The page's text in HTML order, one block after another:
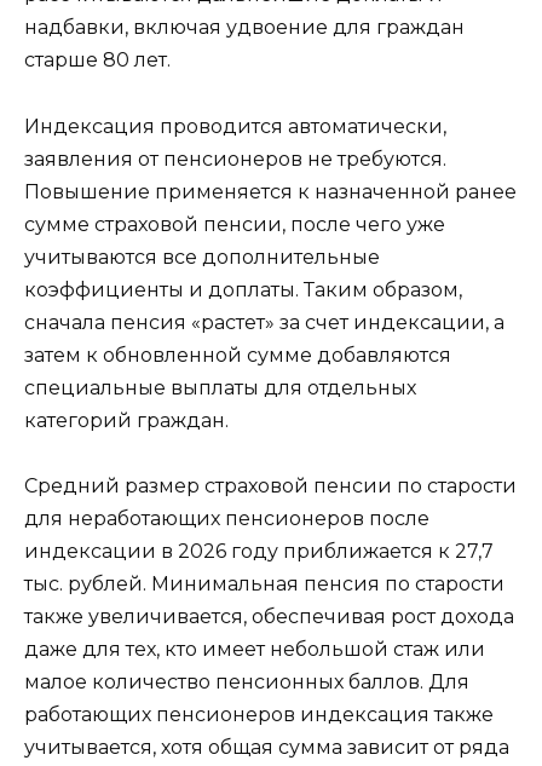
надбавки, включая удвоение для граждан
старше 80 лет.
Индексация проводится автоматически,
заявления от пенсионеров не требуются.
Повышение применяется к назначенной ранее
сумме страховой пенсии, после чего уже
учитываются все дополнительные
коэффициенты и доплаты. Таким образом,
сначала пенсия «растет» за счет индексации, а
затем к обновленной сумме добавляются
специальные выплаты для отдельных
категорий граждан.
Средний размер страховой пенсии по старости
для неработающих пенсионеров после
индексации в 2026 году приближается к 27,7
тыс. рублей. Минимальная пенсия по старости
также увеличивается, обеспечивая рост дохода
даже для тех, кто имеет небольшой стаж или
малое количество пенсионных баллов. Для
работающих пенсионеров индексация также
учитывается, хотя общая сумма зависит от ряда